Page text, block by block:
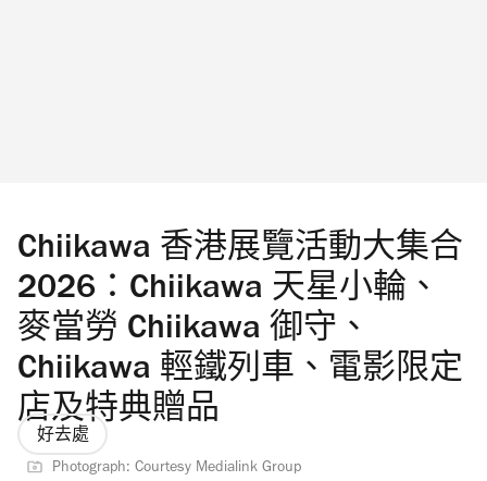
Chiikawa 香港展覽活動大集合
2026：Chiikawa 天星小輪、
麥當勞 Chiikawa 御守、
Chiikawa 輕鐵列車、電影限定
店及特典贈品
好去處
Photograph: Courtesy Medialink Group